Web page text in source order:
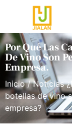
Por Qué Las
De Vino Son
Empresa.
Inicio/Noticias
botellas de vino
empresa?